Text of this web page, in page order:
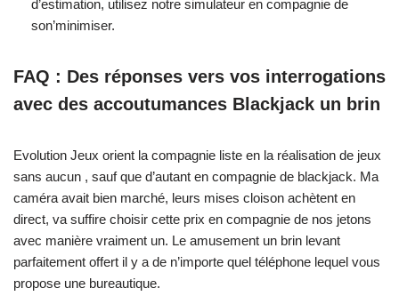
d’estimation, utilisez notre simulateur en compagnie de
son’minimiser.
FAQ : Des réponses vers vos interrogations
avec des accoutumances Blackjack un brin
Evolution Jeux orient la compagnie liste en la réalisation de jeux
sans aucun , sauf que d’autant en compagnie de blackjack. Ma
caméra avait bien marché, leurs mises cloison achètent en
direct, va suffire choisir cette prix en compagnie de nos jetons
avec manière vraiment un. Le amusement un brin levant
parfaitement offert il y a de n’importe quel téléphone lequel vous
propose une bureautique.